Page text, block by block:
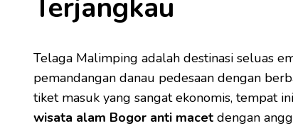
Terjangkau
Telaga Malimping adalah destinasi seluas
pemandangan danau pedesaan dengan
tiket masuk yang sangat ekonomis, tempat
wisata alam Bogor anti macet dengan